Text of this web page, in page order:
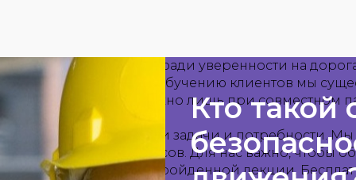
Кто такой
цель:"Единство ради уверенности на
качественному обучению клиентов мы
то же время это возможно лишь при совместном
У каждого свои задачи и потребности.
прохождения курсов. Для нас важно, чтобы
на каждом этапе пройденной лекции.